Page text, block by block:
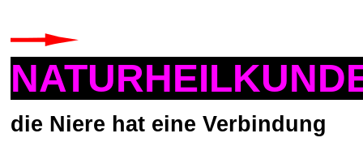
die Niere hat eine Verbindung